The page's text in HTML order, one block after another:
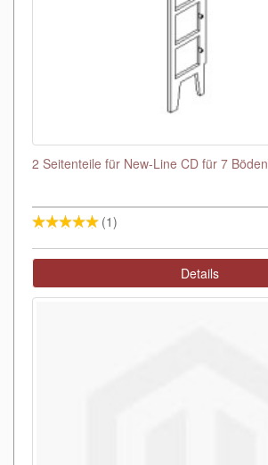
2 Seitenteile für New-Line CD für 7 Böden
(1)
Details